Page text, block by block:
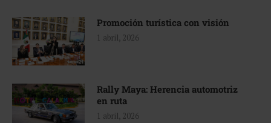
Promoción turística con visión
1 abril, 2026
Rally Maya: Herencia automotriz
en ruta
1 abril, 2026